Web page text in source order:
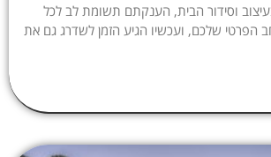
וסידור הבית, הענקתם תשומת לב לכל
הפרטי שלכם, ועכשיו הגיע הזמן לשדרג גם את